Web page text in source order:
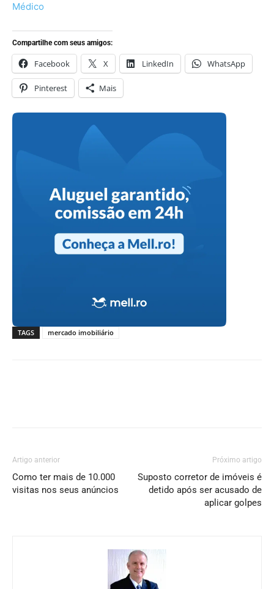
Médico
Compartilhe com seus amigos:
Facebook X LinkedIn WhatsApp
Pinterest Mais
TAGS mercado imobiliário
Artigo anterior
Como ter mais de 10.000
visitas nos seus anúncios
Próximo artigo
Suposto corretor de imóveis é
detido após ser acusado de
aplicar golpes